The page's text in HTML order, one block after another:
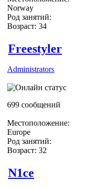
Norway
Род занятий:
Возраст: 34
Freestyler
Administrators
699 сообщений
Местоположение:
Europe
Род занятий:
Возраст: 32
N1ce